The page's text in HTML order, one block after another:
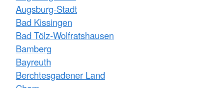
Augsburg-Stadt
Bad Kissingen
Bad Tölz-Wolfratshausen
Bamberg
Bayreuth
Berchtesgadener Land